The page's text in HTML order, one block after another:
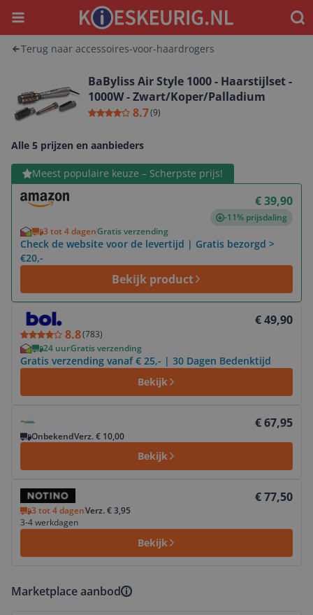
Menu
Terug naar accessoires-voor-haardrogers
BaByliss Air Style 1000 - Haarstijlset -
1000W - Zwart/Koper/Palladium
8.7(9)
Alle 5 prijzen en aanbieders
Meest populaire keuze – Scherpste prijs!
€ 39,90
-11% prijsdaling
3 tot 4 dagenGratis verzending
Check de website voor de levertijd | Gratis bezorgd >
€20,-
Bekijk product
Bekijk product
8.8(783)
€ 49,90
24 uurGratis verzending
Gratis verzending vanaf € 25,- | 30 Dagen Bedenktijd
Bekijk
Bekijk product
€ 67,95
OnbekendVerz. € 10,00
Bekijk
€ 77,50
3 tot 4 dagenVerz. € 3,95
3-4 werkdagen
Bekijk
Bekijk product
Marketplace aanbod